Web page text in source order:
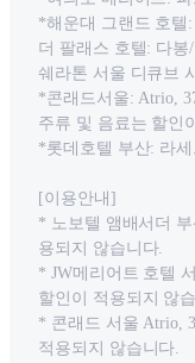
*해운대 그랜드 호텔
더 팔래스 호텔: 다봉
쉐라톤 서울 디큐브
*콘래드서울: Atrio,
주류 및 음료는 할인
*롯데호텔 부산: 라세
[이용안내]
* 노보텔 앰배서더
용되지 않습니다.
* JW메리어트 호텔
할인이 적용되지 않
* 콘래드 서울 Atrio,
적용되지 않습니다.